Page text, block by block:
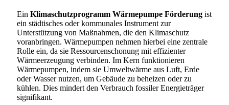
Ein Klimaschutzprogramm Wärmepumpe Förderung ist
ein städtisches oder kommunales Instrument zur
Unterstützung von Maßnahmen, die den Klimaschutz
voranbringen. Wärmepumpen nehmen hierbei eine zentrale
Rolle ein, da sie Ressourcenschonung mit effizienter
Wärmeerzeugung verbinden. Im Kern funktionieren
Wärmepumpen, indem sie Umweltwärme aus Luft, Erde
oder Wasser nutzen, um Gebäude zu beheizen oder zu
kühlen. Dies mindert den Verbrauch fossiler Energieträger
signifikant.